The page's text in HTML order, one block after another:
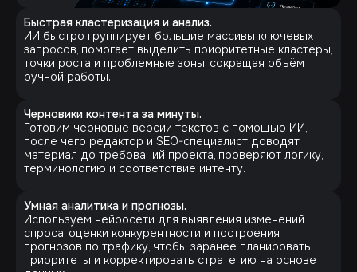
Быстрая кластеризация и анализ.
ИИ быстро группирует большие массивы ключевых
запросов, помогает выделить приоритетные кластеры,
точки роста и проблемные зоны, сокращая объём
ручной работы.
Черновики контента за минуты.
Готовим черновые версии текстов с помощью ИИ,
после чего редактор и SEO-специалист доводят
материал до требований проекта, проверяют логику,
терминологию и соответствие интенту.
Умная аналитика и прогнозы.
Используем нейросети для выявления изменений
спроса, оценки конкурентности и построения
прогнозов по трафику, чтобы заранее планировать
приоритеты и корректировать стратегию на основе